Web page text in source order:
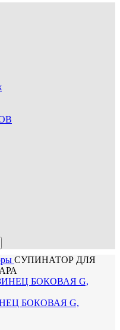
СУПИНАТОР ДЛЯ
БОКОВАЯ G,